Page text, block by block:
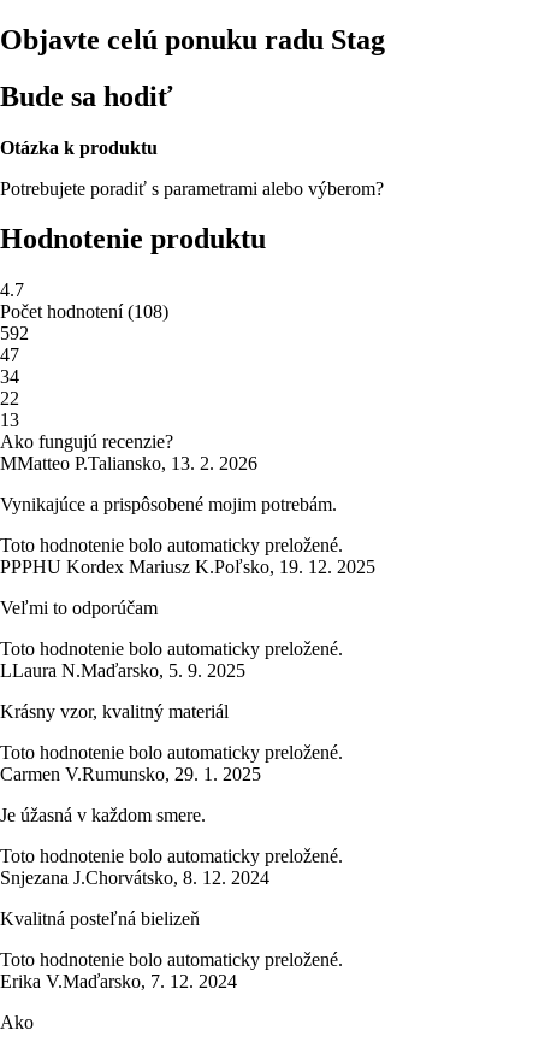
Objavte celú ponuku radu Stag
Bude sa hodiť
Otázka k produktu
Potrebujete poradiť s parametrami alebo výberom?
Hodnotenie produktu
4.7
Počet hodnotení(108)
592
47
34
22
13
Ako fungujú recenzie?
MMatteo P.Taliansko, 13. 2. 2026
Vynikajúce a prispôsobené mojim potrebám.
Toto hodnotenie bolo automaticky preložené.
PPPHU Kordex Mariusz K.Poľsko, 19. 12. 2025
Veľmi to odporúčam
Toto hodnotenie bolo automaticky preložené.
LLaura N.Maďarsko, 5. 9. 2025
Krásny vzor, kvalitný materiál
Toto hodnotenie bolo automaticky preložené.
Carmen V.Rumunsko, 29. 1. 2025
Je úžasná v každom smere.
Toto hodnotenie bolo automaticky preložené.
Snjezana J.Chorvátsko, 8. 12. 2024
Kvalitná posteľná bielizeň
Toto hodnotenie bolo automaticky preložené.
Erika V.Maďarsko, 7. 12. 2024
Ako